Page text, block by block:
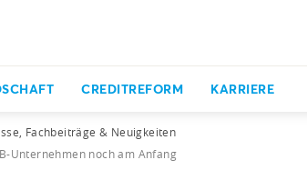
CREDITREFORM KARRIERE
Fachbeiträge & Neuigkeiten
Unternehmen noch am Anfang